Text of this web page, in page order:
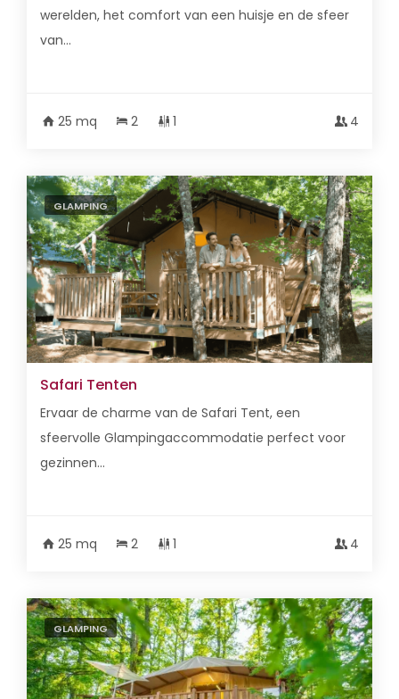
werelden, het comfort van een huisje en de sfeer
van...
25 mq 2 1 4
GLAMPING
Safari Tenten
Ervaar de charme van de Safari Tent, een
sfeervolle Glampingaccommodatie perfect voor
gezinnen...
25 mq 2 1 4
GLAMPING